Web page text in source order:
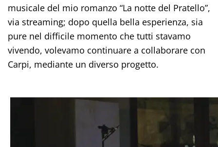
musicale del mio romanzo “La notte del Pratello”,
via streaming; dopo quella bella esperienza, sia
pure nel difficile momento che tutti stavamo
vivendo, volevamo continuare a collaborare con
Carpi, mediante un diverso progetto.